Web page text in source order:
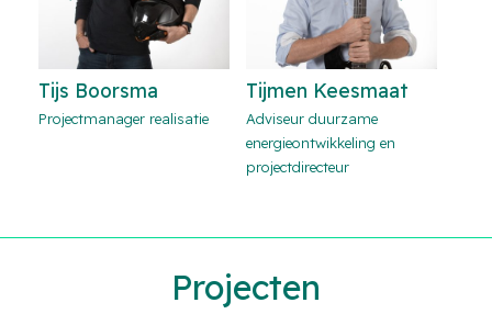
Tijmen Keesmaat
Adviseur duurzame
Stan Reinders
Projectmanager realisatie
Projecten